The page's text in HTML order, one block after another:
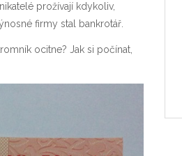
prožívají kdykoliv,
firmy stal bankrotář.
ocitne? Jak si počínat,